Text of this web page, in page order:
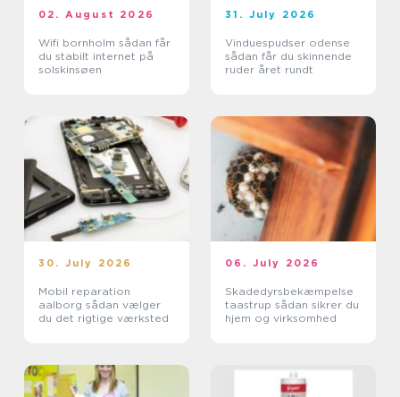
02. August 2026
Wifi bornholm sådan får
du stabilt internet på
solskinsøen
31. July 2026
Vinduespudser odense
sådan får du skinnende
ruder året rundt
30. July 2026
Mobil reparation
aalborg sådan vælger
du det rigtige værksted
06. July 2026
Skadedyrsbekæmpelse
taastrup sådan sikrer du
hjem og virksomhed